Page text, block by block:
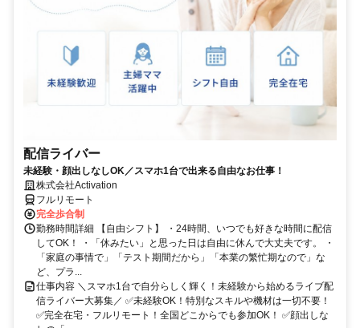
配信ライバー
未経験・顔出しなしOK／スマホ1台で出来る自由なお仕事！
株式会社Activation
フルリモート
完全歩合制
勤務時間詳細 【自由シフト】 ・24時間、いつでも好きな時間に配信
してOK！ ・「休みたい」と思った日は自由に休んで大丈夫です。 ・
「家庭の事情で」「テスト期間だから」「本業の繁忙期なので」な
ど、プラ...
仕事内容 ＼スマホ1台で自分らしく輝く！未経験から始めるライブ配
信ライバー大募集／ ✅未経験OK！特別なスキルや機材は一切不要！
✅完全在宅・フルリモート！全国どこからでも参加OK！ ✅顔出しな